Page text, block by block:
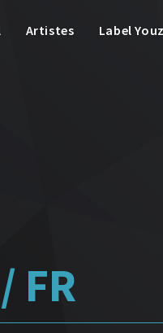
Artistes Label
FR